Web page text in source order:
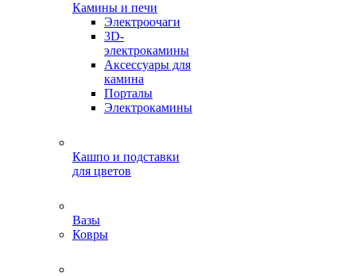
Камины и печи
Электроочаги
3D-
электрокамины
Аксессуары для
камина
Порталы
Электрокамины
Кашпо и подставки
для цветов
Вазы
Ковры